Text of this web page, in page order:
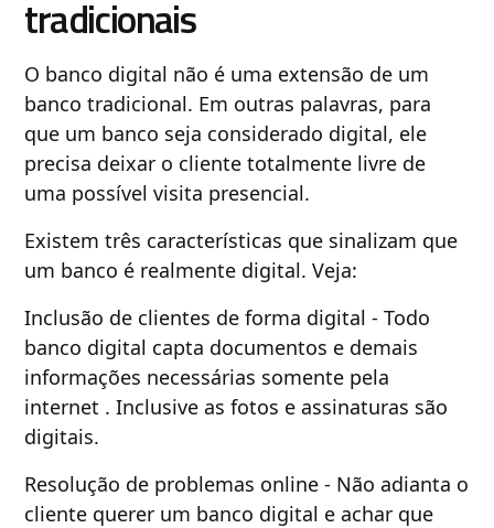
tradicionais
O banco digital não é uma extensão de um
banco tradicional. Em outras palavras, para
que um banco seja considerado digital, ele
precisa deixar o cliente totalmente livre de
uma possível visita presencial.
Existem três características que sinalizam que
um banco é realmente digital. Veja:
Inclusão de clientes de forma digital - Todo
banco digital capta documentos e demais
informações necessárias somente pela
internet . Inclusive as fotos e assinaturas são
digitais.
Resolução de problemas online - Não adianta o
cliente querer um banco digital e achar que